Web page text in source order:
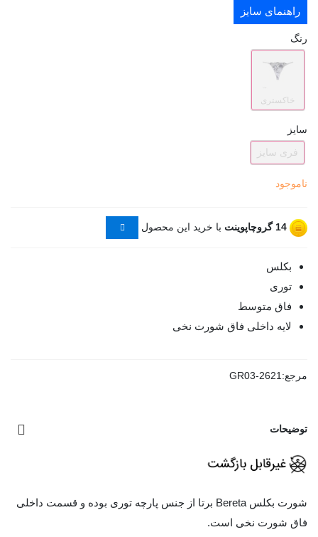
راهنمای سایز
رنگ
خاکستری
سایز
فری سایز
ناموجود
14 گروچاپوینت با خرید این محصول
بکلس
توری
فاق متوسط
لایه داخلی فاق شورت نخی
مرجع: GR03-2621
توضیحات
شورت بکلس Bereta برتا از جنس پارچه توری بوده و قسمت داخلی
فاق شورت نخی است.